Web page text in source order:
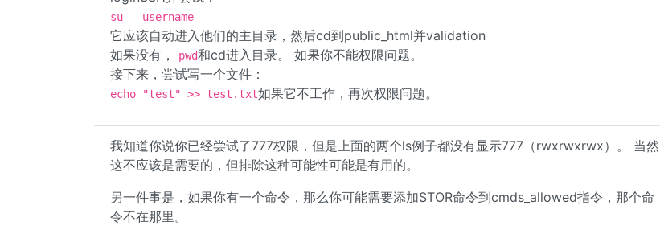
su - username
它应该自动进入他们的主目录，然后cd到public_html并validation
如果没有，
pwd和cd进入目录。 如果你不能权限问题。
接下来，尝试写一个文件：
echo "test" >> test.txt如果它不工作，再次权限问题。
我知道你说你已经尝试了777权限，但是上面的两个ls例子都没有显示777（rwxrwxrwx）。 当然
这不应该是需要的，但排除这种可能性可能是有用的。
另一件事是，如果你有一个命令，那么你可能需要添加STOR命令到cmds_allowed指令，那个命
令不在那里。